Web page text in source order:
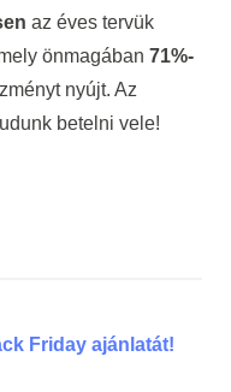
az éves tervük
önmagában 71%-
nyújt. Az
betelni vele!
Friday ajánlatát!